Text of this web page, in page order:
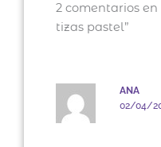
2 comentarios en
tizas pastel”
ANA
02/04/